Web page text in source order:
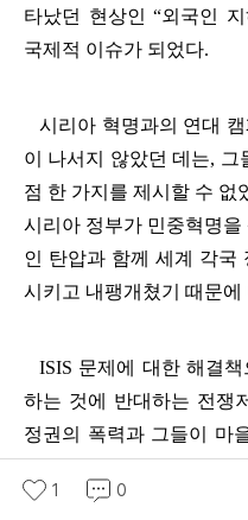
타났던 현상인 “외국인
국제적 이슈가 되었다.
시리아 혁명과의 연대
이 나서지 않았던 데는, 그
점 한 가지를 제시할 수 없
시리아 정부가 민중혁명
인 탄압과 함께 세계 각국
시키고 내팽개쳤기 때문
ISIS 문제에 대한 해결
하는 것에 반대하는 전쟁
정권의 폭력과 그들이 마
과정에서 수만 명이 죽고
1 0